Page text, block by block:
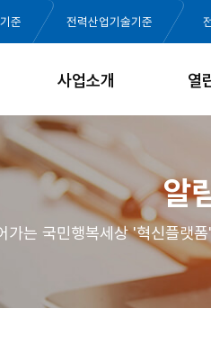
준 전력산업기술기준
사업소개 열
알
가는 국민행복세상 '혁신플랫